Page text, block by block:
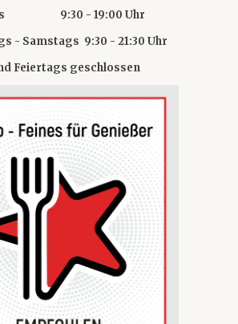
9:30 - 19:00 Uhr
- Samstags 9:30 - 21:30 Uhr
Feiertags geschlossen